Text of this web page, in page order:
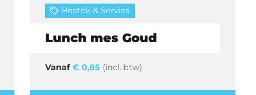
Bestek & Servies
Lunch mes Goud
€0,85 (incl. btw)